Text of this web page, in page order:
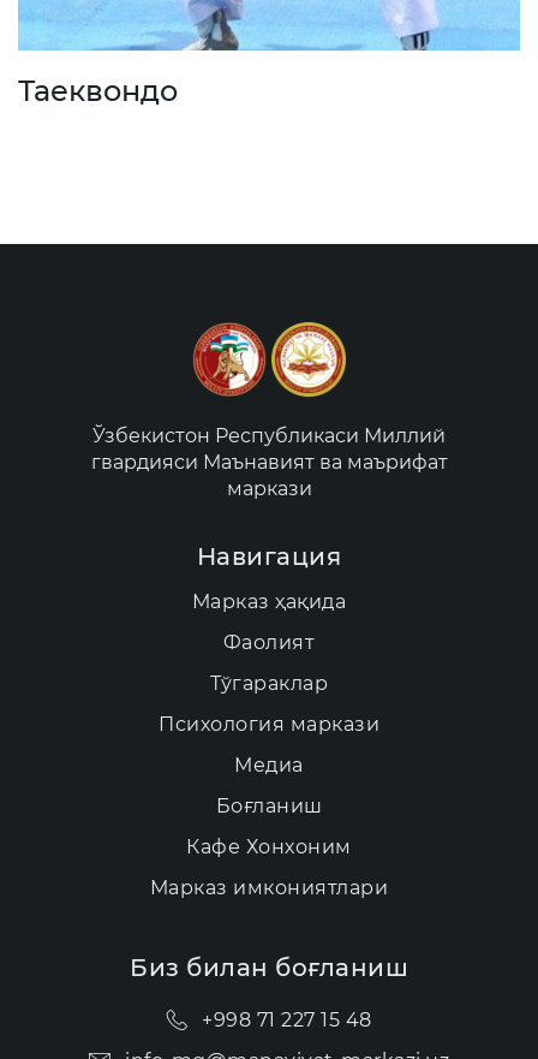
Таеквондо
Ўзбекистон Республикаси Миллий
гвардияси Маънавият ва маърифат
маркази
Навигация
Марказ ҳақида
Фаолият
Тўгараклар
Психология маркази
Медиа
Боғланиш
Кафе Хонхоним
Марказ имкониятлари
Биз билан боғланиш
+998 71 227 15 48